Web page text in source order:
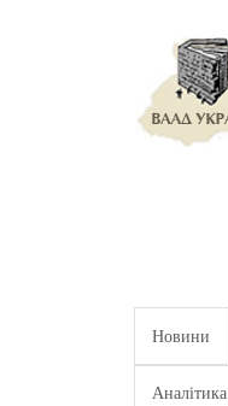
Новини
Аналітика